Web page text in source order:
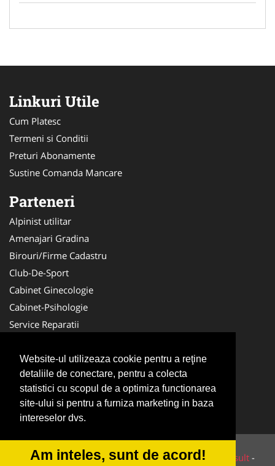
Website-ul utilizeaza cookie pentru a reţine
detaliile de conectare, pentru a colecta
statistici cu scopul de a optimiza functionarea
site-ului si pentru a furniza marketing in baza
intereselor dvs.
Am inteles, sunt de acord!
Linkuri Utile
Cum Platesc
Termeni si Conditii
Preturi Abonamente
Sustine Comanda Mancare
Parteneri
Alpinist utilitar
Amenajari Gradina
Birouri/Firme Cadastru
Club-De-Sport
Cabinet Ginecologie
Cabinet-Psihologie
Service Reparatii
Nuntas
Medici Familie
Acupunctura
Antichitati Galerie
© 2014-2026 Powered byVilonMedia&Tokaido Consult -